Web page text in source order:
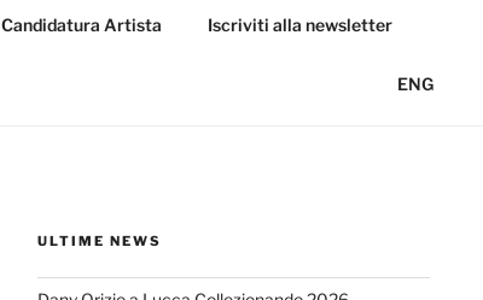
Candidatura Artista Iscriviti alla newsletter
ENG
ULTIME NEWS